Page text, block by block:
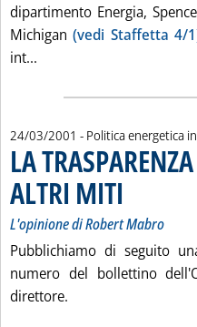
dipartimento Energia,
Michigan(vedi Staffetta 4/
int...
24/03/2001 - Politica energetica
LA
ALTRI MITI
L'opinione di Robert Mabro
Pubblichiamo di seguito
numero del bollettino
direttore.